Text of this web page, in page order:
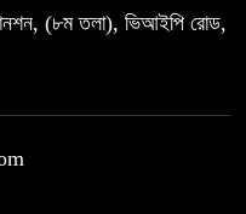
(৮ম তলা), ভিআইপি রোড,